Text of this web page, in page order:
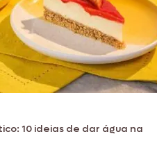
10 ideias de dar água na